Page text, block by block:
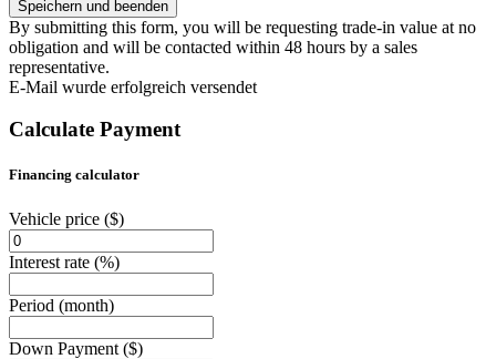
By submitting this form, you will be requesting trade-in value at no
obligation and will be contacted within 48 hours by a sales
representative.
E-Mail wurde erfolgreich versendet
Calculate Payment
Financing calculator
Vehicle price ($)
Interest rate (%)
Period (month)
Down Payment ($)